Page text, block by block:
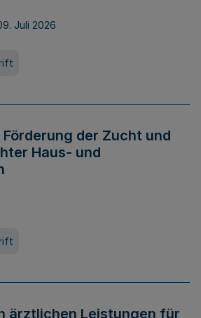
Juli 2026
der Zucht und
Haus- und
ärztlichen Leistungen für